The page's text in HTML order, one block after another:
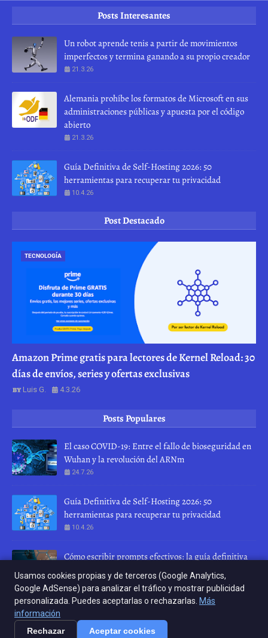
Posts Interesantes
Un robot aprende tenis a partir de movimientos
imperfectos y termina ganando a su propio creador
21.3.26
Alemania prohíbe los formatos de Microsoft en sus
administraciones públicas y apuesta por el código
abierto
21.3.26
Guía Definitiva de Self-Hosting 2026: 50
herramientas para recuperar tu privacidad
10.4.26
Post Destacado
TECNOLOGÍA
Amazon Prime gratis para lectores de Kernel Reload: 30
días de envíos, series y ofertas exclusivas
Luis G. 4.3.26
Posts Populares
El caso COVID-19: Entre el fallo de bioseguridad en
Wuhan y la revolución del ARNm
24.7.26
Guía Definitiva de Self-Hosting 2026: 50
herramientas para recuperar tu privacidad
10.4.26
Cómo escribir prompts efectivos: la guía definitiva
para hablar con una IA
28.7.26
Crafted with byKERNEL RELOAD
Crafted with TemplatesYard| Distributed by
Usamos cookies propias y de terceros (Google Analytics,
Google AdSense) para analizar el tráfico y mostrar publicidad
personalizada. Puedes aceptarlas o rechazarlas. Más
información
Rechazar
Aceptar cookies